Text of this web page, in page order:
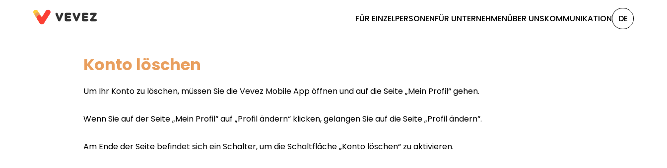
FÜR EINZELPERSONENFÜR UNTERNEHMENÜBER UNSKOMMUNIKATION DE
Konto löschen